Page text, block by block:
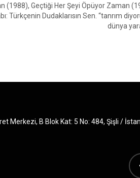
(1988), Geçtiği Her Şeyi Öpüyor Zaman
Türkçenin Dudaklarısın Sen. “tanrım
dünya
Merkezi, B Blok Kat: 5 No: 484, Şişli /